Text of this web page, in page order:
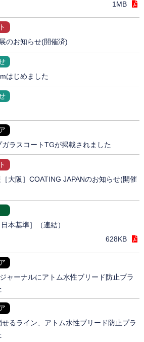
1MB
のお知らせ(開催済)
はじめました
ラスコートTGが掲載されました
大阪］COATING JAPANのお知らせ(開催
本基準］（連結）
628KB
ャーナルにアトム水性ブリード防止プラ
るライン、アトム水性ブリード防止プラ